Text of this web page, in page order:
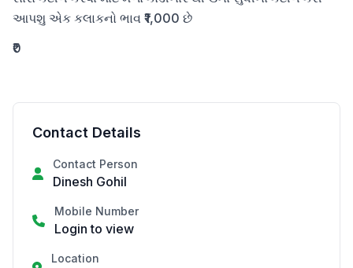
આપશુ એક કલાકનો ભાવ ₹1,000 છે
₹0
Contact Details
Contact Person
Dinesh Gohil
Mobile Number
Login to view
Location